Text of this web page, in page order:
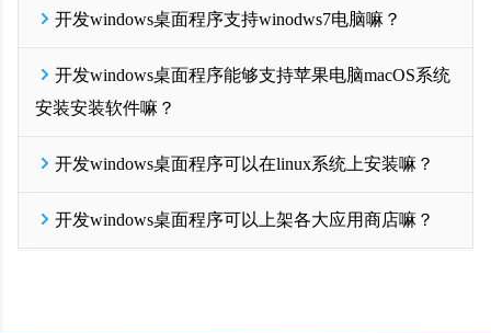
分流下载。
开发EXE从一门开始！免费试用
codesign代码签名证书，也是可以直接在一门开发者后台直接提交申
请的哦
开发EXE从一门开始！免费试用
2. 一门EXE提供200+PC软件原生底层框架接口，PC js API接口，只
需要在您网页上执行JS即可获得原生电脑软件能力，用开发网页的
技术即可做深度电脑软件原生定制
开发EXE从一门开始！免费试用
开发windows桌面程序支持winodws7电脑嘛？
2. 打包出来的exe软件原则上支持winodws7以上的任意win系统，但
是部分winodws7是之前XP系统升级而来，这个版本如果太老，可能
会出现一些不可预知的兼容性问题。建议使用windows10+的电脑系
统能够获得更好的体验。
开发EXE从一门开始！免费试用
开发windows桌面程序能够支持苹果电脑macOS系统
安装安装软件嘛？
2. 在一键云端开发windows桌面程序的同时，您可以勾选生成苹果版
电脑软件生成，支持苹果MacOS系统安装的dmg格式，苹果电脑可
以直接安装的。
开发EXE从一门开始！免费试用
开发windows桌面程序可以在linux系统上安装嘛？
2. 在一键云端开发windows桌面程序的同时，您可以勾选生成linux系
统格式的软甲你，比如deb格式和rpm格式，是可以直接在linux系统
开发windows桌面程序可以上架各大应用商店嘛？